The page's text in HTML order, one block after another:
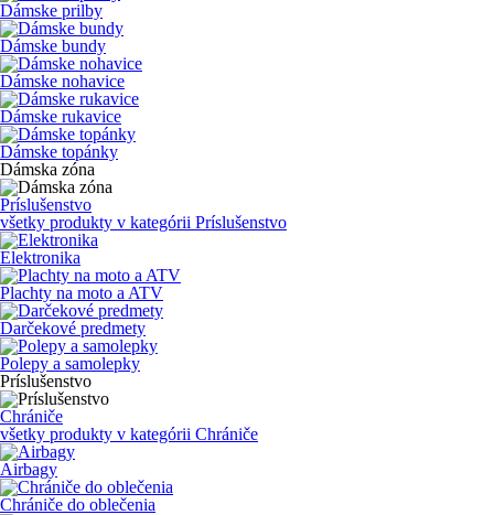
Dámske prilby
Dámske bundy
Dámske nohavice
Dámske rukavice
Dámske topánky
Dámska zóna
Príslušenstvo
všetky produkty v kategórii Príslušenstvo
Elektronika
Plachty na moto a ATV
Darčekové predmety
Polepy a samolepky
Príslušenstvo
Chrániče
všetky produkty v kategórii Chrániče
Airbagy
Chrániče do oblečenia